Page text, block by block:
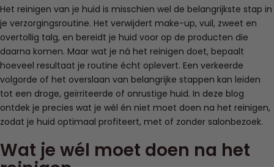
Het reinigen van je huid is misschien wel de belangrijkste stap in
je verzorgingsroutine. Het verwijdert make-up, vuil, zweet en
overtollig talg, en bereidt je huid voor op de producten die
daarna komen. Maar wat je ná het reinigen doet, bepaalt
hoeveel resultaat je routine écht oplevert. Een verkeerde
volgorde of het overslaan van belangrijke stappen kan leiden
tot een droge, geïrriteerde of onrustige huid. In deze blog
ontdek je precies wat je wél én niet moet doen na het reinigen,
zodat je huid optimaal profiteert, met of zonder salonbezoek.
Wat je wél moet doen na het